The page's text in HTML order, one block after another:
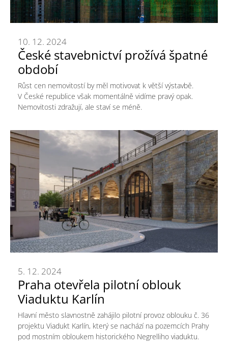
České stavebnictví prožívá špatné
období
10. 12. 2024
Růst cen nemovitostí by měl motivovat k větší výstavbě.
V České republice však momentálně vidíme pravý opak.
Nemovitosti zdražují, ale staví se méně.
Praha otevřela pilotní oblouk
Viaduktu Karlín
5. 12. 2024
Hlavní město slavnostně zahájilo pilotní provoz oblouku č. 36
projektu Viadukt Karlín, který se nachází na pozemcích Prahy
pod mostním obloukem historického Negrelliho viaduktu.